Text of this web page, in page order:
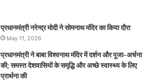
प्रधानमंत्री नरेन्‍द्र मोदी ने सोमनाथ मंदिर का किया दौरा
May 11, 2026
प्रधानमंत्री ने बाबा विश्वनाथ मंदिर में दर्शन और पूजा-अर्चना
की; समस्‍त देशवासियों के समृद्धि और अच्छे स्वास्थ्य के लिए
प्रार्थना की